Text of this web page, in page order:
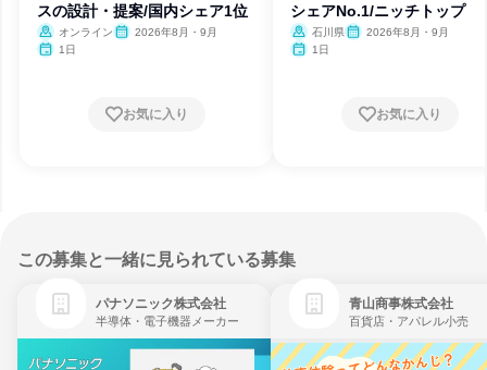
スの設計・提案/国内シェア1位
オンライン
2026年8月・9月
1日
お気に入り
シェアNo.1/ニッチトップ
石川県
2026年8月・9月
1日
お気に入り
この募集と一緒に見られている募集
パナソニック株式会社
半導体・電子機器メーカー
青山商事株式会社
百貨店・アパレル小売